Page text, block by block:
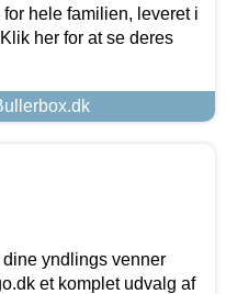
hele familien, leveret i
her for at se deres
yndlings venner
et komplet udvalg af